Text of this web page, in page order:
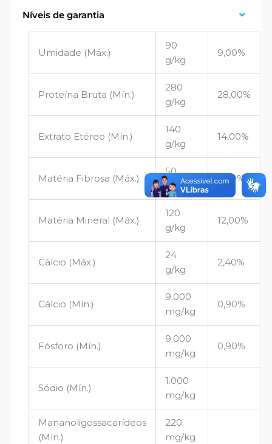
Níveis de garantia
Umidade (Máx.)
90
g/kg
9,00%
Proteína Bruta (Mín.)
280
g/kg
28,00%
Extrato Etéreo (Mín.)
140
g/kg
14,00%
Matéria Fibrosa (Máx.)
50
g/kg
5,00%
Matéria Mineral (Máx.)
120
g/kg
12,00%
Cálcio (Máx.)
24
g/kg
2,40%
Cálcio (Mín.)
9.000
mg/kg
0,90%
Fósforo (Mín.)
9.000
mg/kg
0,90%
Sódio (Mín.)
1.000
mg/kg
Mananoligossacarídeos
(Mín.)
220
mg/kg